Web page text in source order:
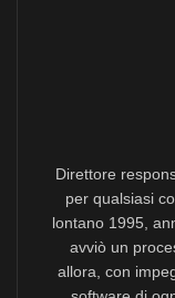
Direttore
per qualsiasi
lontano 1995,
avviò un
allora, con